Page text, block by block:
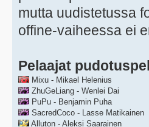
mutta uudistetussa
offine-vaiheessa ei
Pelaajat
Mixu - Mikael Helenius
ZhuGeLiang - Wenlei Dai
PuPu - Benjamin Puha
SacredCoco - Lasse Matikainen
Alluton - Aleksi Saarainen